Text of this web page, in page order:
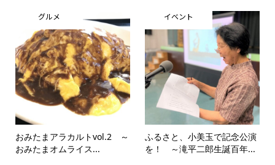
グルメ
おみたまアラカルトvol.2 ～
おみたまオムライス...
イベント
ふるさと、小美玉で記念公演
を！ ～滝平二郎生誕百年...